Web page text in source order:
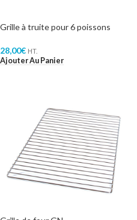
Grille à truite pour 6 poissons
28,00€ HT.
Ajouter Au Panier